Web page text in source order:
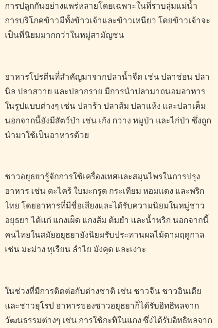
การปลูกกันอย่างแพร่หลายโดยเฉพาะในที่ราบลุ่มแม่น้ำ
การบริโภคข้าวมีทั้งข้าวเจ้าและข้าวเหนียว โดยข้าวเจ้าจะ
เป็นที่นิยมมากกว่าในหมู่สามัญชน
อาหารโปรตีนที่สำคัญมาจากปลาน้ำจืด เช่น ปลาช่อน ปลา
นิล ปลาสวาย และปลากราย มีการนำปลามาถนอมอาหาร
ในรูปแบบต่างๆ เช่น ปลาร้า ปลาส้ม ปลาแห้ง และปลาเค็ม
นอกจากนี้ยังมีสัตว์ป่า เช่น เก้ง กวาง หมูป่า และไก่ป่า ซึ่งถูก
นำมาใช้เป็นอาหารด้วย
ชาวอยุธยารู้จักการใช้เครื่องเทศและสมุนไพรในการปรุง
อาหาร เช่น ตะไคร้ ใบมะกรูด กระเทียม หอมแดง และพริก
ไทย โดยอาหารที่มีชื่อเสียงและได้รับความนิยมในหมู่ชาว
อยุธยา ได้แก่ แกงเผ็ด แกงส้ม ต้มยำ และน้ำพริก นอกจากนี้
คนไทยในสมัยอยุธยายังนิยมรับประทานผลไม้ตามฤดูกาล
เช่น มะม่วง ทุเรียน ลำไย มังคุด และเงาะ
ในช่วงที่มีการติดต่อกับต่างชาติ เช่น ชาวจีน ชาวอินเดีย
และชาวยุโรป อาหารของชาวอยุธยาก็ได้รับอิทธิพลจาก
วัฒนธรรมต่างๆ เช่น การใช้กะทิในแกง ซึ่งได้รับอิทธิพลจาก